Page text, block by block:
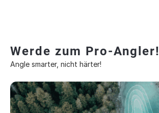
Werde zum Pro-Angler!
Angle smarter, nicht härter!